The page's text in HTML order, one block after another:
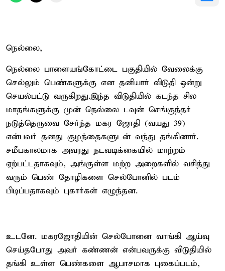
நெல்லை,
நெல்லை பாளையங்கோட்டை பகுதியில் வேலைக்கு
செல்லும் பெண்களுக்கு என தனியார் விடுதி ஒன்று
செயல்பட்டு வருகிறது.இந்த விடுதியில் கடந்த சில
மாதங்களுக்கு முன் நெல்லை டவுன் செங்குந்தர்
நடுத்தெருவை சேர்ந்த மகர ஜோதி (வயது 39)
என்பவர் தனது குழந்தைகளுடன் வந்து தங்கினார்.
சமீபகாலமாக அவரது நடவடிக்கையில் மாற்றம்
ஏற்பட்டதாகவும், அங்குள்ள மற்ற அறைகளில் வசித்து
வரும் பெண் தோழிகளை செல்போனில் படம்
பிடிப்பதாகவும் புகார்கள் எழுந்தன.
உடனே. மகரஜோதியின் செல்போனை வாங்கி ஆய்வு
செய்தபோது அவர் கண்ணன் என்பவருக்கு விடுதியில்
தங்கி உள்ள பெண்களை ஆபாசமாக புகைப்படம்,